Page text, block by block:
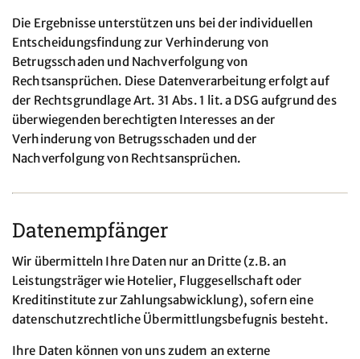
Die Ergebnisse unterstützen uns bei der individuellen
Entscheidungsfindung zur Verhinderung von
Betrugsschaden und Nachverfolgung von
Rechtsansprüchen. Diese Datenverarbeitung erfolgt auf
der Rechtsgrundlage Art. 31 Abs. 1 lit. a DSG aufgrund des
überwiegenden berechtigten Interesses an der
Verhinderung von Betrugsschaden und der
Nachverfolgung von Rechtsansprüchen.
Datenempfänger
Wir übermitteln Ihre Daten nur an Dritte (z.B. an
Leistungsträger wie Hotelier, Fluggesellschaft oder
Kreditinstitute zur Zahlungsabwicklung), sofern eine
datenschutzrechtliche Übermittlungsbefugnis besteht.
Ihre Daten können von uns zudem an externe